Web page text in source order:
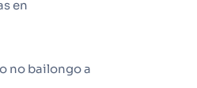
en
no bailongo a